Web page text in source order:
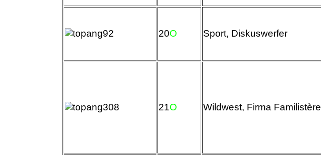
20O Sport, Diskuswerfer
21O Wildwest, Firma Familistère